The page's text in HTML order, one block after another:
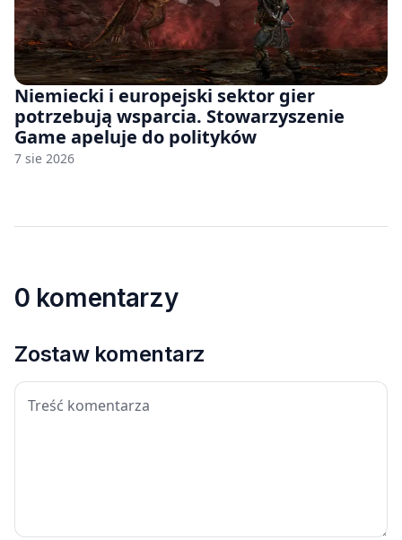
Niemiecki i europejski sektor gier
potrzebują wsparcia. Stowarzyszenie
Game apeluje do polityków
7 sie 2026
0 komentarzy
Zostaw komentarz